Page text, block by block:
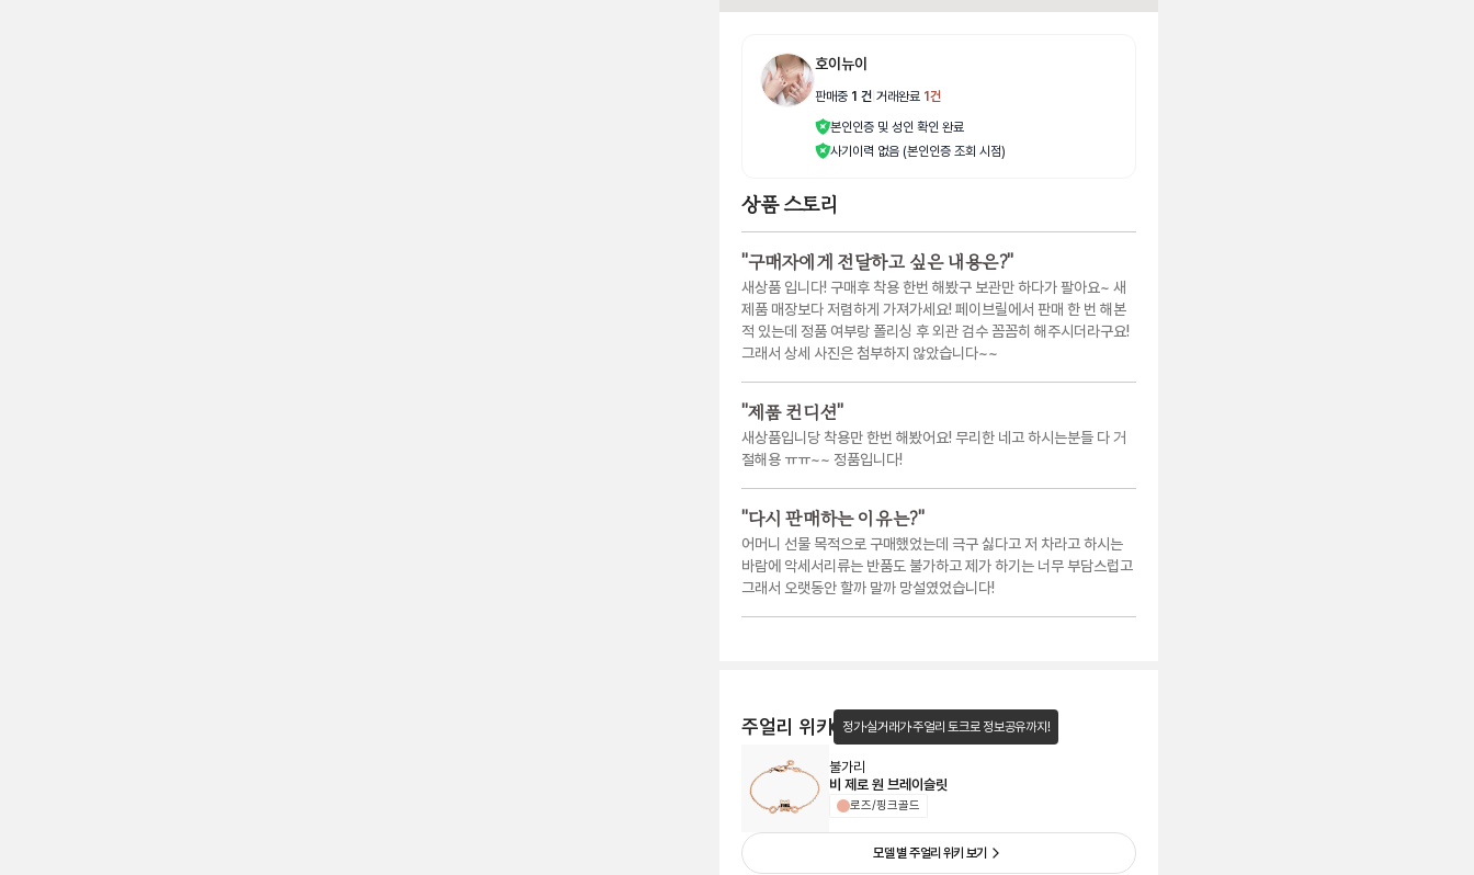
호이뉴이
판매중 1 건 거래완료 1건
본인인증 및 성인 확인 완료
사기이력 없음 (본인인증 조회 시점)
상품 스토리
"구매자에게 전달하고 싶은 내용은?"
새상품 입니다! 구매후 착용 한번 해봤구 보관만 하다가 팔아요~ 새
제품 매장보다 저렴하게 가져가세요! 페이브릴에서 판매 한 번 해본
적 있는데 정품 여부랑 폴리싱 후 외관 검수 꼼꼼히 해주시더라구요!
그래서 상세 사진은 첨부하지 않았습니다~~
"제품 컨디션"
새상품입니당 착용만 한번 해봤어요! 무리한 네고 하시는분들 다 거
절해용 ㅠㅠ~~ 정품입니다!
"다시 판매하는 이유는?"
어머니 선물 목적으로 구매했었는데 극구 싫다고 저 차라고 하시는
바람에 악세서리류는 반품도 불가하고 제가 하기는 너무 부담스럽고
그래서 오랫동안 할까 말까 망설였었습니다!
주얼리 위키 정가·실거래가·주얼리 토크로 정보공유까지!
불가리
비 제로 원 브레이슬릿
로즈/핑크골드
모델 별 주얼리 위키 보기